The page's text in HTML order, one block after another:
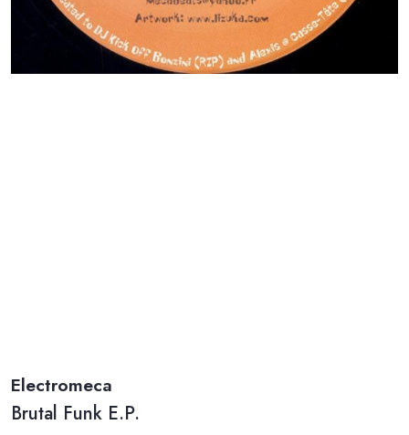
Electromeca
Brutal Funk E.P.